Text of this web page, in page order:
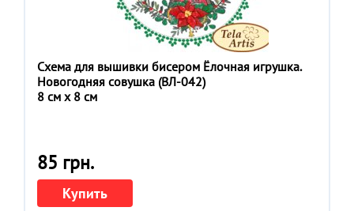
Схема для вышивки бисером Ёлочная игрушка.
Новогодняя совушка (ВЛ-042)
8 см x 8 см
85 грн.
Купить